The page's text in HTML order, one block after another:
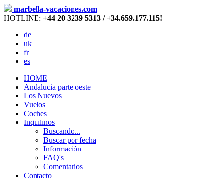
marbella-vacaciones.com
HOTLINE: +44 20 3239 5313 / +34.659.177.115!
de
uk
fr
es
HOME
Andalucia parte oeste
Los Nuevos
Vuelos
Coches
Inquilinos
Buscando...
Buscar por fecha
Información
FAQ's
Comentarios
Contacto